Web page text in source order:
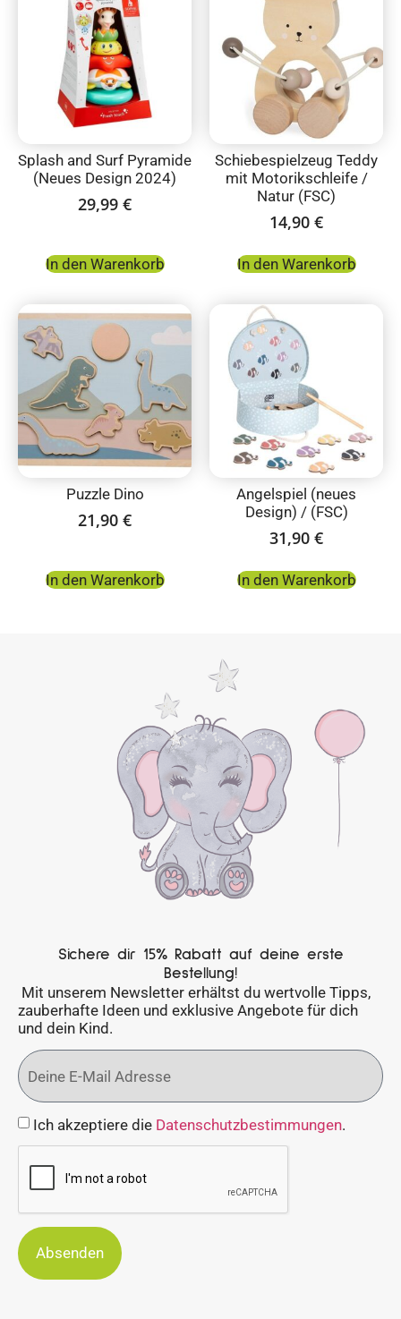
Splash and Surf Pyramide
(Neues Design 2024)
29,99 €
In den Warenkorb
Schiebespielzeug Teddy
mit Motorikschleife /
Natur (FSC)
14,90 €
In den Warenkorb
Puzzle Dino
21,90 €
In den Warenkorb
Angelspiel (neues
Design) / (FSC)
31,90 €
In den Warenkorb
Sichere dir 15% Rabatt auf deine erste
Bestellung!
Mit unserem Newsletter erhältst du wertvolle Tipps,
zauberhafte Ideen und exklusive Angebote für dich
und dein Kind.
Ich akzeptiere die Datenschutzbestimmungen.
Absenden